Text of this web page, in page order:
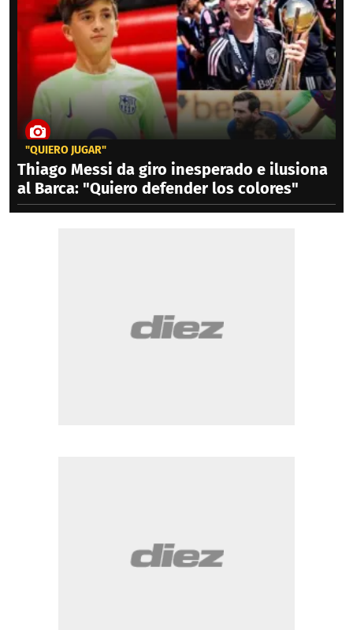
"QUIERO JUGAR"
Thiago Messi da giro inesperado e ilusiona
al Barca: "Quiero defender los colores"